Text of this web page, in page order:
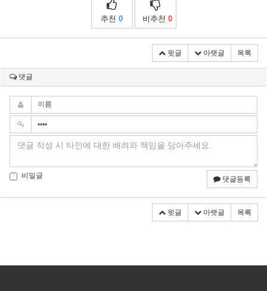
추천 0 비추천 0
윗글 아랫글 목록
댓글
비밀글 댓글등록
윗글 아랫글 목록